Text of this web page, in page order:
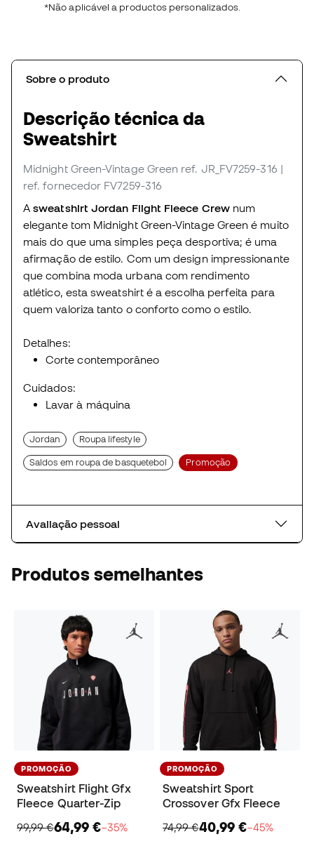
*Não aplicável a productos personalizados.
Sobre o produto
Descrição técnica da
Sweatshirt
Midnight Green-Vintage Green ref. JR_FV7259-316 |
ref. fornecedor FV7259-316
Asweatshirt Jordan Flight Fleece Crewnum
elegante tom Midnight Green-Vintage Green é muito
mais do que uma simples peça desportiva; é uma
afirmação de estilo. Com um design impressionante
que combina moda urbana com rendimento
atlético, esta sweatshirt é a escolha perfeita para
quem valoriza tanto o conforto como o estilo.
Detalhes:
Corte contemporâneo
Cuidados:
Lavar à máquina
Jordan Roupa lifestyle
Saldos em roupa de basquetebol Promoção
Avaliação pessoal
Produtos semelhantes
PROMOÇÃO
Sweatshirt Flight Gfx
Fleece Quarter-Zip
99,99 €64,99 €−35%
PROMOÇÃO
Sweatshirt Sport
Crossover Gfx Fleece
74,99 €40,99 €−45%